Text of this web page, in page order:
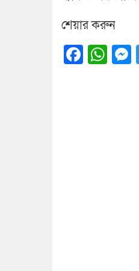
শেয়ার করুন